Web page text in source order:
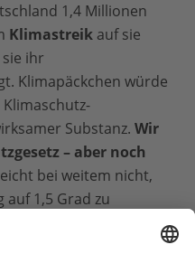
1,4 Millionen
Klimastreik auf sie
ihr
Klimapäckchen würde
Substanz. Wir
– aber noch
bei weitem nicht,
1,5 Grad zu